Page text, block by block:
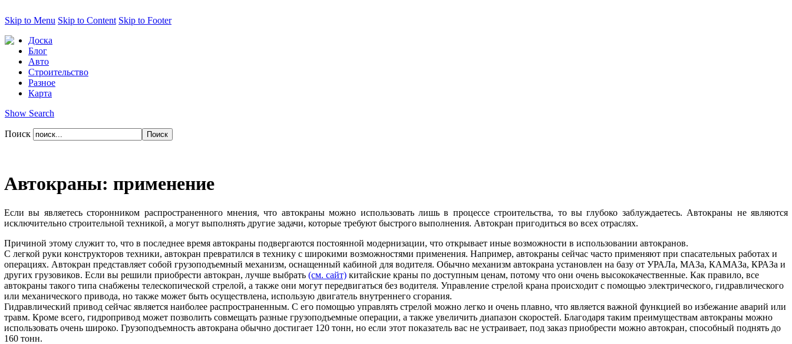
Skip to Menu Skip to Content Skip to Footer
Доска
Блог
Авто
Строительство
Разное
Карта
Show Search
Поиск
Автокраны: применение
Если вы являетесь сторонником распространенного мнения, что автокраны можно использовать лишь в процессе строительства, то вы глубоко заблуждаетесь. Автокраны не являются
исключительно строительной техникой, а могут выполнять другие задачи, которые требуют быстрого выполнения. Автокран пригодиться во всех отраслях.
Причиной этому служит то, что в последнее время автокраны подвергаются постоянной модернизации, что открывает иные возможности в использовании автокранов.
С легкой руки конструкторов техники, автокран превратился в технику с широкими возможностями применения. Например, автокраны сейчас часто применяют при спасательных работах и
операциях. Автокран представляет собой грузоподъемный механизм, оснащенный кабиной для водителя. Обычно механизм автокрана установлен на базу от УРАЛа, МАЗа, КАМАЗа, КРАЗа и
других грузовиков. Если вы решили приобрести автокран, лучше выбрать (см. сайт) китайские краны по доступным ценам, потому что они очень высококачественные. Как правило, все
автокраны такого типа снабжены телескопической стрелой, а также они могут передвигаться без водителя. Управление стрелой крана происходит с помощью электрического, гидравлического
или механического привода, но также может быть осуществлена, использую двигатель внутреннего сгорания.
Гидравлический привод сейчас является наиболее распространенным. С его помощью управлять стрелой можно легко и очень плавно, что является важной функцией во избежание аварий или
травм. Кроме всего, гидропривод может позволить совмещать разные грузоподъемные операции, а также увеличить диапазон скоростей. Благодаря таким преимуществам автокраны можно
использовать очень широко. Грузоподъемность автокрана обычно достигает 120 тонн, но если этот показатель вас не устраивает, под заказ приобрести можно автокран, способный поднять до
160 тонн.